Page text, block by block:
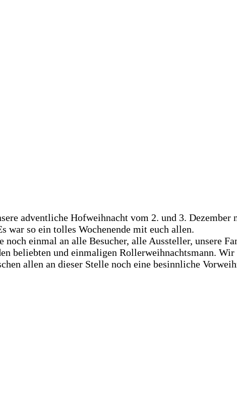
adventliche Hofweihnacht vom 2. und 3. Dezember
war so ein tolles Wochenende mit euch allen.
noch einmal an alle Besucher, alle Aussteller, unsere
beliebten und einmaligen Rollerweihnachtsmann.
allen an dieser Stelle noch eine besinnliche